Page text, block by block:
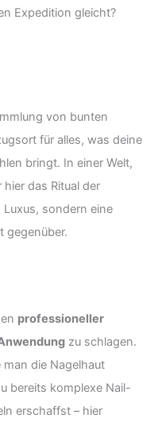
Expedition gleicht?
von bunten
für alles, was deine
bringt. In einer Welt,
das Ritual der
Luxus, sondern eine
gegenüber.
professioneller
zu schlagen.
die Nagelhaut
bereits komplexe Nail-
erschaffst – hier